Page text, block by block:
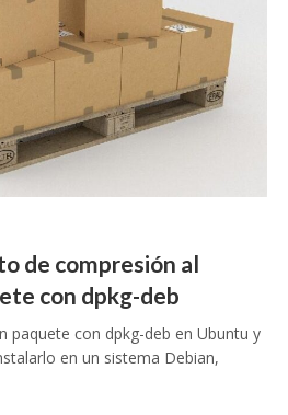
de compresión al
con dpkg-deb
paquete con dpkg-deb en Ubuntu y
en un sistema Debian,